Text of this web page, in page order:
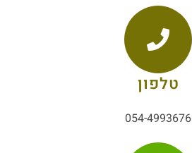
טלפון
054-4993676